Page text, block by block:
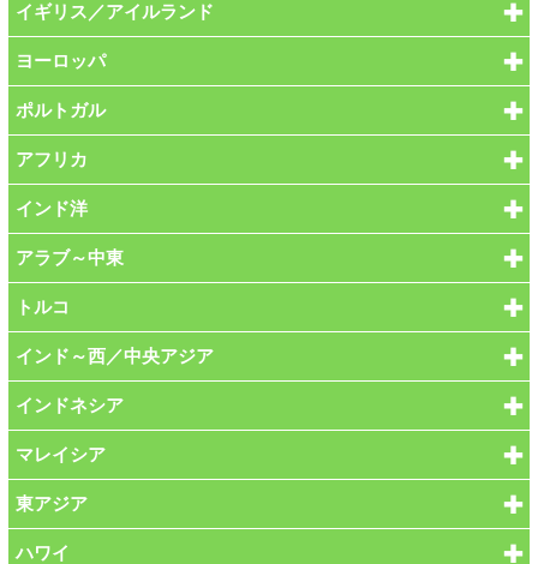
イギリス／アイルランド
ヨーロッパ
ポルトガル
アフリカ
インド洋
アラブ～中東
トルコ
インド～西／中央アジア
インドネシア
マレイシア
東アジア
ハワイ